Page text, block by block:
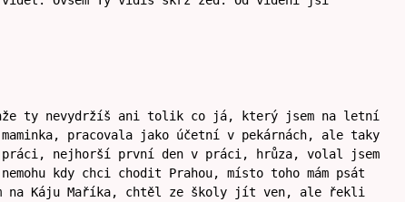
ty nevydržíš ani tolik co já, který jsem na letní
pracovala jako účetní v pekárnách, ale taky
nejhorší první den v práci, hrůza, volal jsem
kdy chci chodit Prahou, místo toho mám psát
na Káju Maříka, chtěl ze školy jít ven, ale řekli